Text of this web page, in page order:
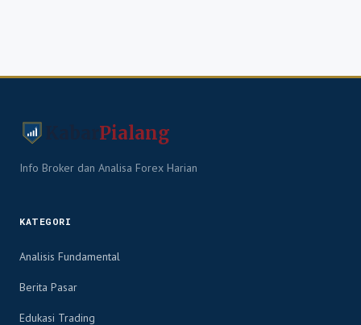
Pialang
Info Broker dan Analisa Forex Harian
KATEGORI
Analisis Fundamental
Berita Pasar
Edukasi Trading